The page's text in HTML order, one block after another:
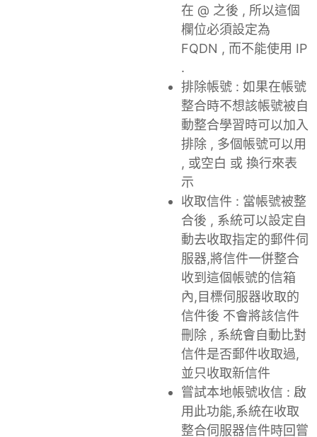
在 @ 之後 , 所以這個
欄位必須設定為
FQDN , 而不能使用 IP
.
排除帳號 : 如果在帳號
整合時不想該帳號被自
動整合學習時可以加入
排除 , 多個帳號可以用
, 或空白 或 換行來表
示
收取信件 : 當帳號被整
合後 , 系統可以設定自
動去收取指定的郵件伺
服器,將信件一併整合
收到這個帳號的信箱
內,目標伺服器收取的
信件後 不會將該信件
刪除 , 系統會自動比對
信件是否郵件收取過,
並只收取新信件
嘗試本地帳號收信 : 啟
用此功能,系統在收取
整合伺服器信件時回嘗